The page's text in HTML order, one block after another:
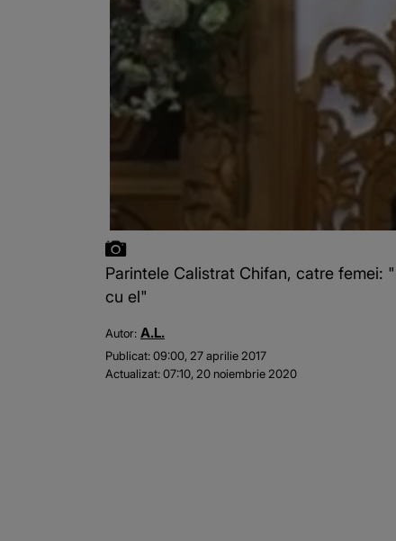
Parintele Calistrat Chifan, catre femei:
cu el"
Autor: A.L.
Publicat:09:00, 27 aprilie 2017
Actualizat:07:10, 20 noiembrie 2020